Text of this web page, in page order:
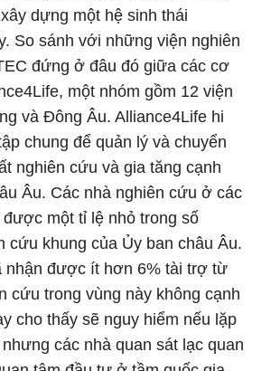
dựng một hệ sinh thái
So sánh với những viện nghiên
đứng ở đâu đó giữa các cơ
một nhóm gồm 12 viện
và Đông Âu. Alliance4Life hi
chung để quản lý và chuyển
nghiên cứu và gia tăng cạnh
Âu. Các nhà nghiên cứu ở các
một tỉ lệ nhỏ trong số
khung của Ủy ban châu Âu.
nhận được ít hơn 6% tài trợ từ
cứu trong vùng này không cạnh
cho thấy sẽ nguy hiểm nếu lặp
các nhà quan sát lạc quan